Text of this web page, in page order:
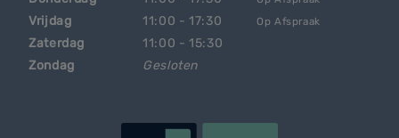
Vrijdag 11:00 - 17:30 Op Afspraak
Zaterdag
11:00 - 15:30
Zondag
Gesloten